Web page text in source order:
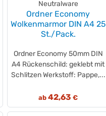
Neutralware
Ordner Economy
Wolkenmarmor DIN A4 25
St./Pack.
Ordner Economy 50mm DIN
A4 Rückenschild: geklebt mit
Schlitzen Werkstoff: Pappe,...
ab42,63 €